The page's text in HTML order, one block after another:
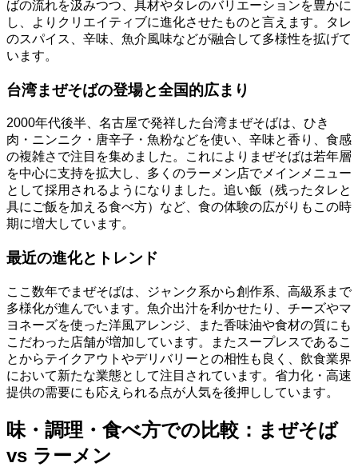
ばの流れを汲みつつ、具材やタレのバリエーションを豊かに
し、よりクリエイティブに進化させたものと言えます。タレ
のスパイス、辛味、魚介風味などが融合して多様性を拡げて
います。
台湾まぜそばの登場と全国的広まり
2000年代後半、名古屋で発祥した台湾まぜそばは、ひき
肉・ニンニク・唐辛子・魚粉などを使い、辛味と香り、食感
の複雑さで注目を集めました。これによりまぜそばは若年層
を中心に支持を拡大し、多くのラーメン店でメインメニュー
として採用されるようになりました。追い飯（残ったタレと
具にご飯を加える食べ方）など、食の体験の広がりもこの時
期に増大しています。
最近の進化とトレンド
ここ数年でまぜそばは、ジャンク系から創作系、高級系まで
多様化が進んでいます。魚介出汁を利かせたり、チーズやマ
ヨネーズを使った洋風アレンジ、また香味油や食材の質にも
こだわった店舗が増加しています。またスープレスであるこ
とからテイクアウトやデリバリーとの相性も良く、飲食業界
において新たな業態として注目されています。省力化・高速
提供の需要にも応えられる点が人気を後押ししています。
味・調理・食べ方での比較：まぜそば
vs ラーメン